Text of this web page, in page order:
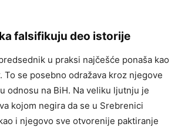
falsifikuju deo istorije
u praksi najčešće ponaša kao
To se posebno odražava kroz njegove
odnosu na BiH. Na veliku ljutnju je
kojom negira da se u Srebrenici
i njegovo sve otvorenije paktiranje